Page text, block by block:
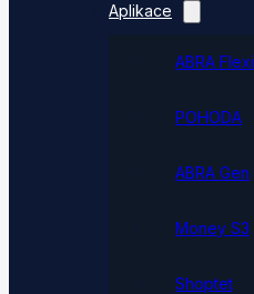
Aplikace
ABRA Flexi
POHODA
ABRA Gen
Money S3
Shoptet